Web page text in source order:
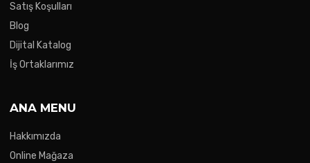
Satış Koşulları
Blog
Dijital Katalog
İş Ortaklarımız
ANA MENU
Hakkımızda
Online Mağaza